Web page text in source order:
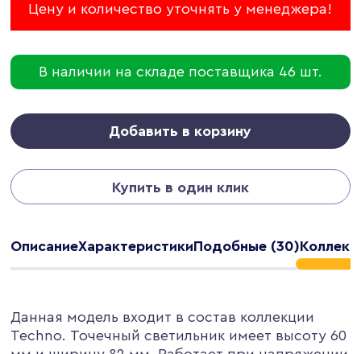
Цену и количество уточнять у менеджера!
В наличии на складе поставщика 46 шт.
Добавить в корзину
Купить в один клик
ОписаниеХарактеристикиПодобные (30)
Данная модель входит в состав коллекции
Techno. Точечный светильник имеет высоту 60